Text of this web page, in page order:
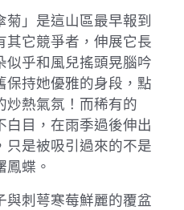
」是這山區最早報到
其它競爭者，伸展它長
似乎和風兒搖頭晃腦吟
保持她優雅的身段，點
炒熱氣氛！而稀有的
白目，在雨季過後伸出
只是被吸引過來的不是
蝶。
與刺萼寒莓鮮麗的覆盆